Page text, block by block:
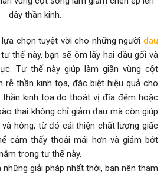
dây thần kinh.
chọn tuyệt vời cho những người đau
thế này, bạn sẽ ôm lấy hai đầu gối và
Tư thế này giúp làm giãn vùng cột
rễ thần kinh tọa, đặc biệt hiệu quả cho
kinh tọa do thoát vị đĩa đệm hoặc
thai không chỉ giảm đau mà còn giúp
hông, từ đó cải thiện chất lượng giấc
cảm thấy thoải mái hơn và giảm bớt
trong tư thế này.
giải pháp nhất thời, bạn nên tham